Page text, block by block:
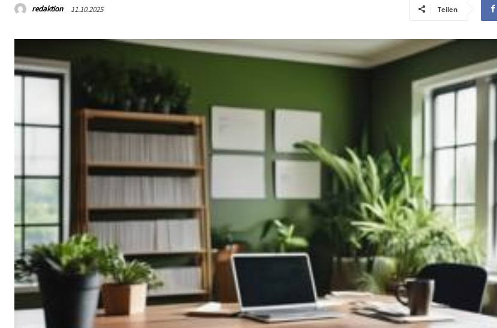
redaktion 11.10.2025 Teilen